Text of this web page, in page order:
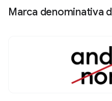
Marca denominativa